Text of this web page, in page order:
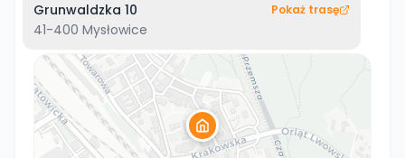
Grunwaldzka 10
41-400 Mysłowice
Pokaż trasę